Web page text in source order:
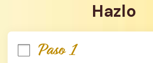
Hazlo
Paso 1